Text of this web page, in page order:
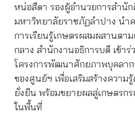
หน่อสีดา รองผู้อำนวยการสำนั
มหาวิทยาลัยราชภัฏลำปาง นำ
การเรียนรู้เกษตรผสมผสานตา
กลาง สำนักงานอธิการบดี เข้า
โครงการพัฒนาศักยภาพบุคลา
ของศูนย์ฯ เพื่อเสริมสร้างความ
ยั่งยืน พร้อมขยายผลสู่เกษตรกร
ในพื้นที่